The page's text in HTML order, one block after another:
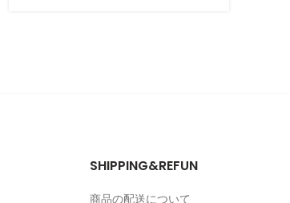
SHIPPING&REFUN
商品の配送について